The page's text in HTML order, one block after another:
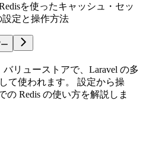
を使ったキャッシュ・セッ
設定と操作方法
リューストアで、Laravel の多
て使われます。 設定から操
の Redis の使い方を解説しま